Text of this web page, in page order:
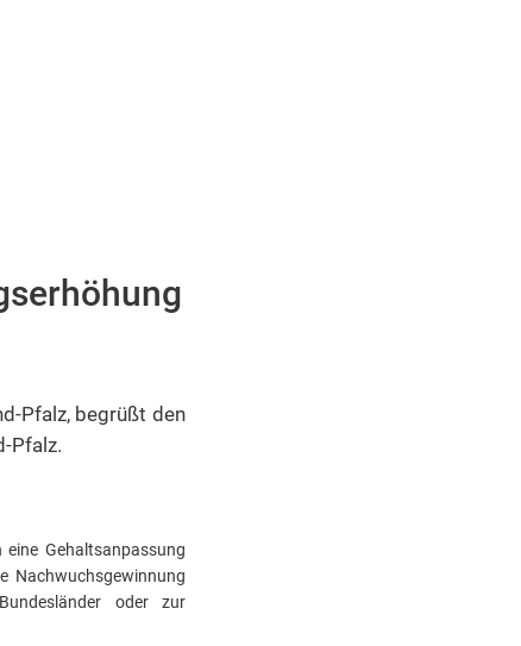
Pfalz, begrüßt den
Pfalz.
Gehaltsanpassung
Nachwuchsgewinnung
oder zur